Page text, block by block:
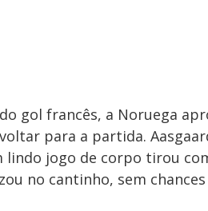
gol francês, a Noruega
para a partida.
lindo jogo de corpo tirou
no cantinho, sem